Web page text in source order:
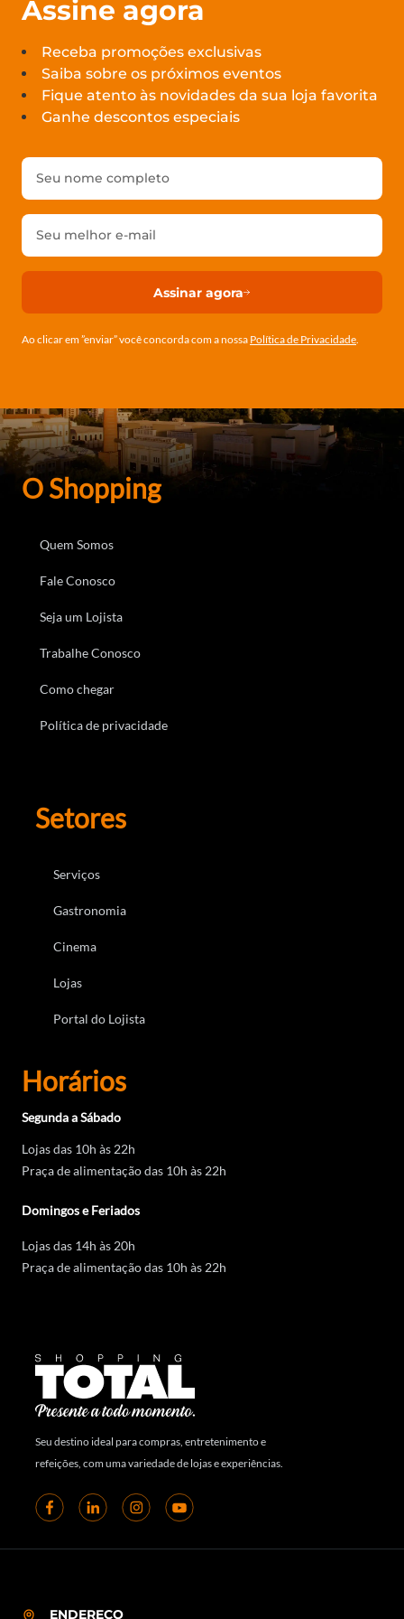
Assine agora
Receba promoções exclusivas
Saiba sobre os próximos eventos
Fique atento às novidades da sua loja favorita
Ganhe descontos especiais
Assinar agora
Ao clicar em ”enviar” você concorda com a nossa Política de Privacidade.
O Shopping
Quem Somos
Fale Conosco
Seja um Lojista
Trabalhe Conosco
Como chegar
Política de privacidade
Setores
Serviços
Gastronomia
Cinema
Lojas
Portal do Lojista
Horários
Segunda a Sábado
Lojas das 10h às 22h
Praça de alimentação das 10h às 22h
Domingos e Feriados
Lojas das 14h às 20h
Praça de alimentação das 10h às 22h
Seu destino ideal para compras, entretenimento e
refeições, com uma variedade de lojas e experiências.
ENDEREÇO